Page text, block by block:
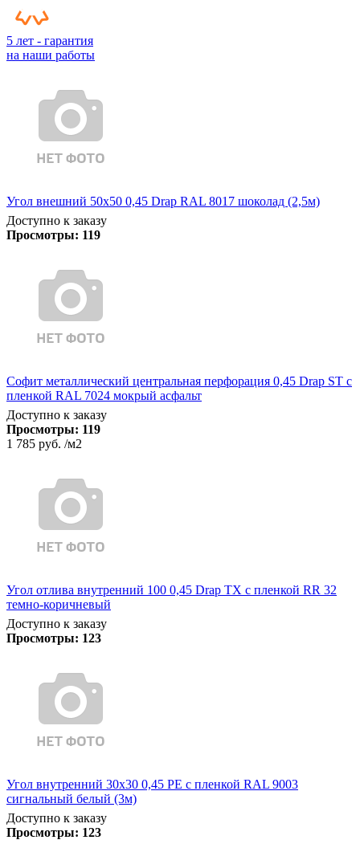
5 лет - гарантия
на наши работы
Угол внешний 50х50 0,45 Drap RAL 8017 шоколад (2,5м)
Доступно к заказу
Просмотры: 119
Софит металлический центральная перфорация 0,45 Drap ST с
пленкой RAL 7024 мокрый асфальт
Доступно к заказу
Просмотры: 119
1 785 руб. /м2
Угол отлива внутренний 100 0,45 Drap TX с пленкой RR 32
темно-коричневый
Доступно к заказу
Просмотры: 123
Угол внутренний 30х30 0,45 PE с пленкой RAL 9003
сигнальный белый (3м)
Доступно к заказу
Просмотры: 123